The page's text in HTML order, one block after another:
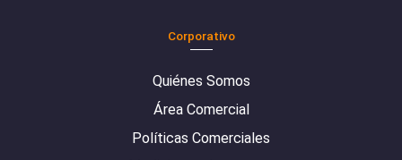
Corporativo
Quiénes Somos
Área Comercial
Políticas Comerciales